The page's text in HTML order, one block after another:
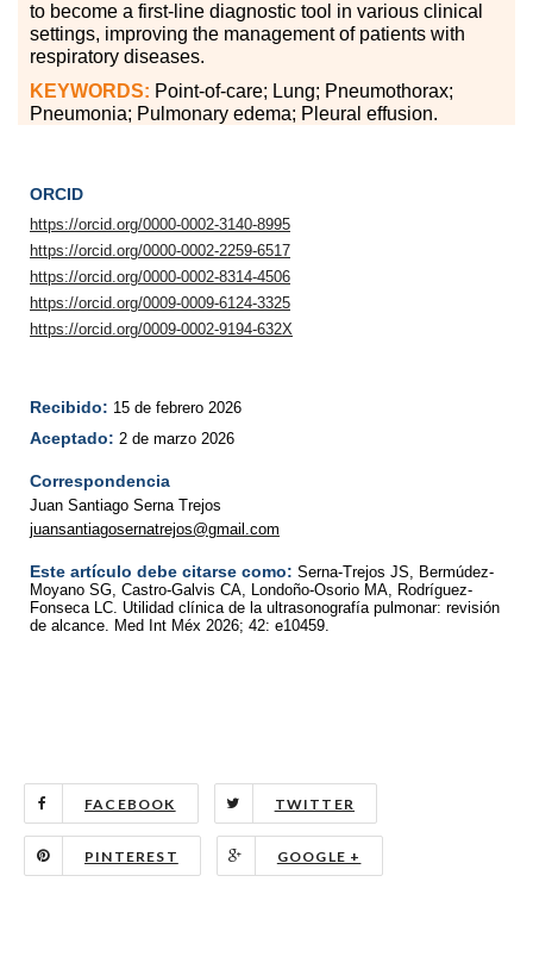
to become a first-line diagnostic tool in various clinical
settings, improving the management of patients with
respiratory diseases.
KEYWORDS: Point-of-care; Lung; Pneumothorax;
Pneumonia; Pulmonary edema; Pleural effusion.
ORCID
https://orcid.org/0000-0002-3140-8995
https://orcid.org/0000-0002-2259-6517
https://orcid.org/0000-0002-8314-4506
https://orcid.org/0009-0009-6124-3325
https://orcid.org/0009-0002-9194-632X
Recibido: 15 de febrero 2026
Aceptado: 2 de marzo 2026
Correspondencia
Juan Santiago Serna Trejos
juansantiagosernatrejos@gmail.com
Este artículo debe citarse como: Serna-Trejos JS, Bermúdez-
Moyano SG, Castro-Galvis CA, Londoño-Osorio MA, Rodríguez-
Fonseca LC. Utilidad clínica de la ultrasonografía pulmonar: revisión
de alcance. Med Int Méx 2026; 42: e10459.
FACEBOOK TWITTER
PINTEREST GOOGLE +